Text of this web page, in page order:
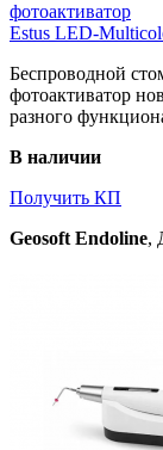
фотоактиватор
Estus LED-
Беспроводной
фотоактиватор
разного
В наличии
Получить КП
Geosoft Endoline,